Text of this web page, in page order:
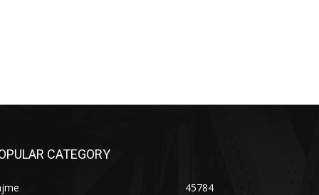
CATEGORY
45784